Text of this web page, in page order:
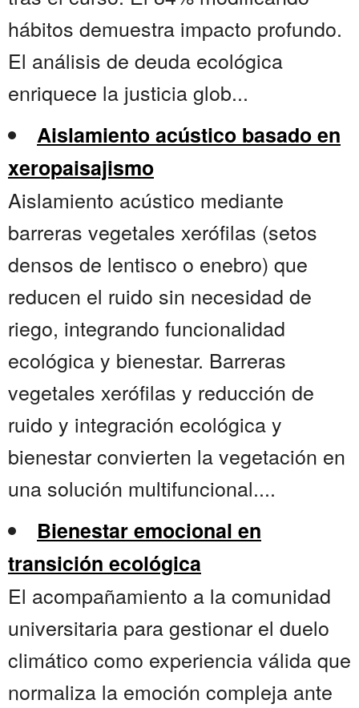
hábitos demuestra impacto profundo.
El análisis de deuda ecológica
enriquece la justicia glob...
Aislamiento acústico basado en
xeropaisajismo
Aislamiento acústico mediante
barreras vegetales xerófilas (setos
densos de lentisco o enebro) que
reducen el ruido sin necesidad de
riego, integrando funcionalidad
ecológica y bienestar. Barreras
vegetales xerófilas y reducción de
ruido y integración ecológica y
bienestar convierten la vegetación en
una solución multifuncional....
Bienestar emocional en
transición ecológica
El acompañamiento a la comunidad
universitaria para gestionar el duelo
climático como experiencia válida que
normaliza la emoción compleja ante